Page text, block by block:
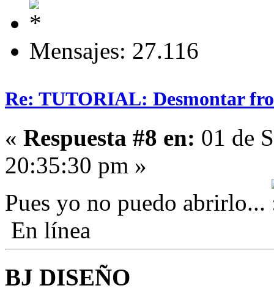
Mensajes: 27.116
Re: TUTORIAL: Desmontar
« Respuesta #8 en: 01 de
20:35:30 pm »
Pues yo no puedo abrirlo...
En línea
BJ DISEÑO